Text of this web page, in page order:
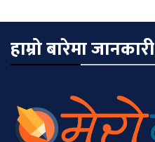
हाम्रो बारेमा जानकारी